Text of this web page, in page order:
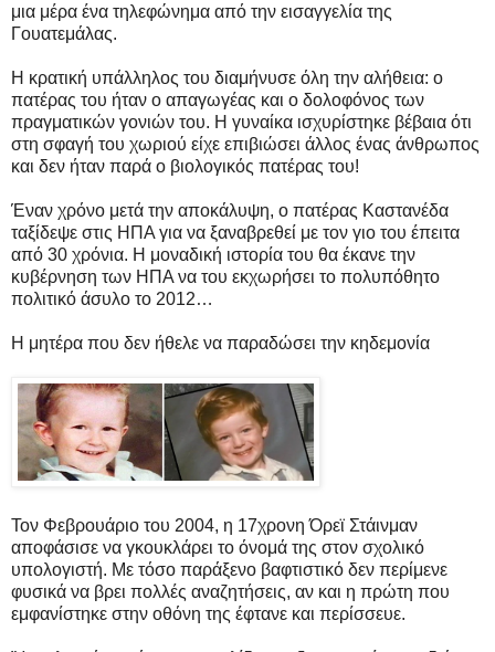
μια μέρα ένα τηλεφώνημα από την εισαγγελία της
Γουατεμάλας.
Η κρατική υπάλληλος του διαμήνυσε όλη την αλήθεια: ο
πατέρας του ήταν ο απαγωγέας και ο δολοφόνος των
πραγματικών γονιών του. Η γυναίκα ισχυρίστηκε βέβαια ότι
στη σφαγή του χωριού είχε επιβιώσει άλλος ένας άνθρωπος
και δεν ήταν παρά ο βιολογικός πατέρας του!
Έναν χρόνο μετά την αποκάλυψη, ο πατέρας Καστανέδα
ταξίδεψε στις ΗΠΑ για να ξαναβρεθεί με τον γιο του έπειτα
από 30 χρόνια. Η μοναδική ιστορία του θα έκανε την
κυβέρνηση των ΗΠΑ να του εκχωρήσει το πολυπόθητο
πολιτικό άσυλο το 2012…
Η μητέρα που δεν ήθελε να παραδώσει την κηδεμονία
Τον Φεβρουάριο του 2004, η 17χρονη Όρεϊ Στάινμαν
αποφάσισε να γκουκλάρει το όνομά της στον σχολικό
υπολογιστή. Με τόσο παράξενο βαφτιστικό δεν περίμενε
φυσικά να βρει πολλές αναζητήσεις, αν και η πρώτη που
εμφανίστηκε στην οθόνη της έφτανε και περίσσευε.